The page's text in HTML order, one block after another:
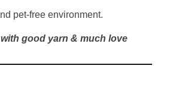
pet-free environment.
good yarn & much love